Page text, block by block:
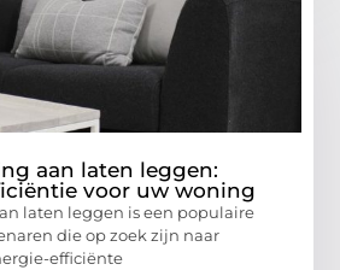
aan laten leggen:
voor uw woning
laten leggen is een populaire
die op zoek zijn naar
efficiënte